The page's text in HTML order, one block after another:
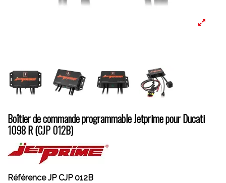
Boîtier de commande programmable Jetprime pour Ducati
1098 R (CJP 012B)
Référence JP CJP 012B